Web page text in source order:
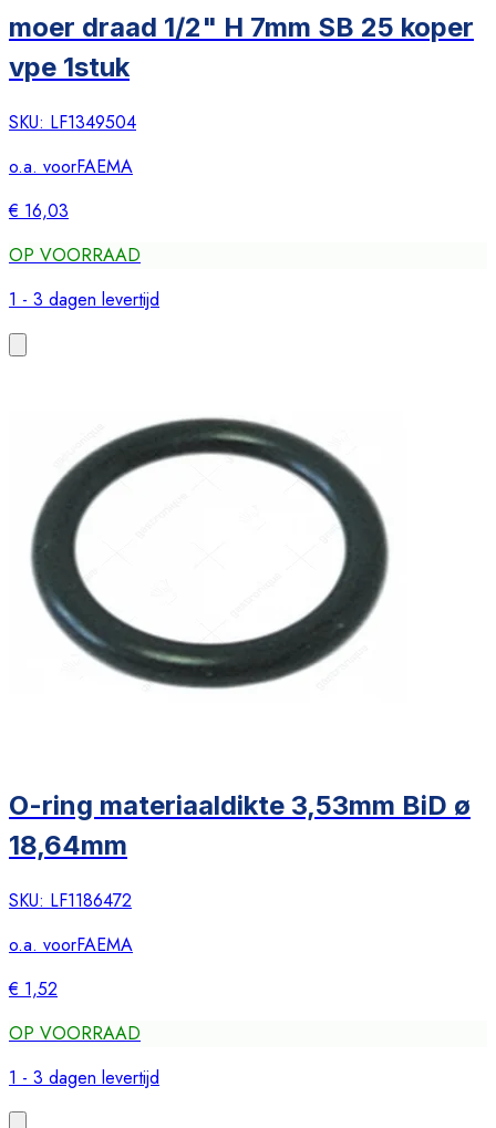
moer draad 1/2" H 7mm SB 25 koper
vpe 1stuk
SKU: LF1349504
o.a. voorFAEMA
€ 16,03
OP VOORRAAD
1 - 3 dagen levertijd
O-ring materiaaldikte 3,53mm BiD ø
18,64mm
SKU: LF1186472
o.a. voorFAEMA
€ 1,52
OP VOORRAAD
1 - 3 dagen levertijd